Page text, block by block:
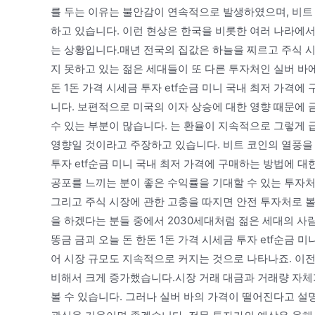
를 두는 이유는 불안감이 연속적으로 발생하였으며, 비
하고 있습니다. 이런 현상은 한국을 비롯한 여러 나라에
는 상황입니다.매년 전국의 집값은 하늘을 찌르고 주식
지 못하고 있는 젊은 세대들이 또 다른 투자처인 실버
돈 1돈 가격 시세금 투자 etf순금 미니 국내 최저 가격에
니다. 보편적으로 미국의 이자 상승에 대한 영향 때문에
수 있는 부분이 많습니다. 는 환율이 지속적으로 그렇게
영향일 것이라고 주장하고 있습니다. 비트 코인의 열풍
투자 etf순금 미니 국내 최저 가격에 구매하는 방법에
공포를 느끼는 분이 좋은 수익률을 기대할 수 있는 투자
그리고 주식 시장에 관한 고충을 따지면 안전 투자처로
을 하겠다는 분들 중에서 2030세대처럼 젊은 세대의 사
똥금 금괴 오늘 돈 한돈 1돈 가격 시세금 투자 etf순금
어 시장 규모도 지속적으로 커지는 것으로 나타나죠. 이
비해서 크게 증가했습니다.시장 거래 대금과 거래량 자
볼 수 있습니다. 그러나 실버 바의 가격이 떨어진다고